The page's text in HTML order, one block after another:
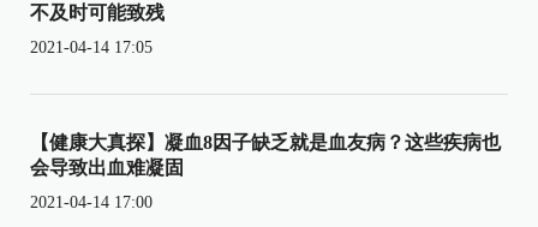
不及时可能致残
2021-04-14 17:05
【健康大真探】凝血8因子缺乏就是血友病？这些疾病也
会导致出血难凝固
2021-04-14 17:00